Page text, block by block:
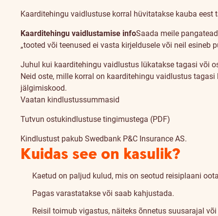
Kaarditehingu vaidlustuse korral hüvitatakse kauba eest
Kaarditehingu vaidlustamise infoSaada meile
„tooted või teenused ei vasta kirjeldusele või neil
Juhul kui kaarditehingu vaidlustus lükatakse tagasi või
Neid oste, mille korral on kaarditehingu vaidlustus
jälgimiskood.
Vaatan kindlustussummasid
Tutvun ostukindlustuse tingimustega (PDF)
Kindlustust pakub Swedbank P&C Insurance AS.
Kuidas see on kasulik?
Kaetud on paljud kulud, mis on seotud reisiplaani
Pagas varastatakse või saab kahjustada.
Reisil toimub vigastus, näiteks õnnetus suusarajal